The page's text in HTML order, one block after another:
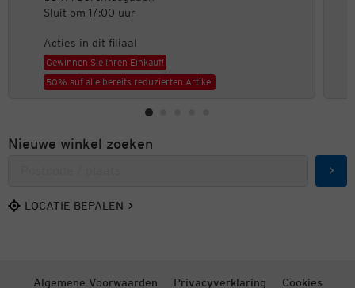
Sluit om 17:00 uur
Acties in dit filiaal
Gewinnen Sie Ihren Einkauf!
50% auf alle bereits reduzierten Artikel
Nieuwe winkel zoeken
LOCATIE BEPALEN
Algemene Voorwaarden Privacyverklaring Cookies